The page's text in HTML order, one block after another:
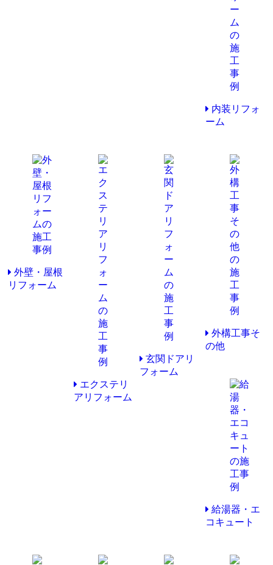
内装リフォ
ーム
外壁・屋根
リフォーム
エクステリ
アリフォーム
玄関ドアリ
フォーム
外構工事そ
の他
給湯器・エ
コキュート